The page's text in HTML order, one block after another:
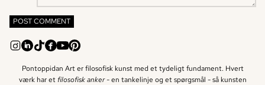
POST COMMENT
Pontoppidan Art er filosofisk kunst med et tydeligt fundament. Hvert
værk har et filosofisk anker -en tankelinje og et spørgsmål - så kunsten